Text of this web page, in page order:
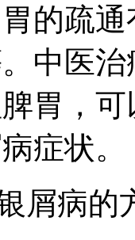
的疏
中医
胃，
症状。
屑病的